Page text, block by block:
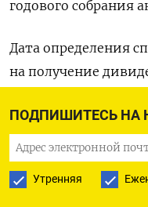
ПОДПИШИТЕСЬ НА
Утренняя
годового собрания
Дата определения
на получение
Банк будет
капитала в